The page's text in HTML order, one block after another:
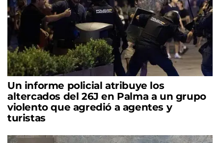
Un informe policial atribuye los
altercados del 26J en Palma a un grupo
violento que agredió a agentes y
turistas